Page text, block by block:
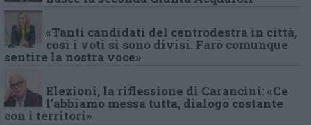
«Tanti candidati del centrodestra in città,
così i voti si sono divisi. Farò comunque
sentire la nostra voce»
Elezioni, la riflessione di Carancini: «Ce
l’abbiamo messa tutta, dialogo costante
con i territori»